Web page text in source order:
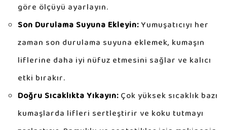
göre ölçüyü ayarlayın.
Son Durulama Suyuna Ekleyin:Yumuşatıcıyı her
zaman son durulama suyuna eklemek, kumaşın
liflerine daha iyi nüfuz etmesini sağlar ve kalıcı
etki bırakır.
Doğru Sıcaklıkta Yıkayın:Çok yüksek sıcaklık bazı
kumaşlarda lifleri sertleştirir ve koku tutmayı